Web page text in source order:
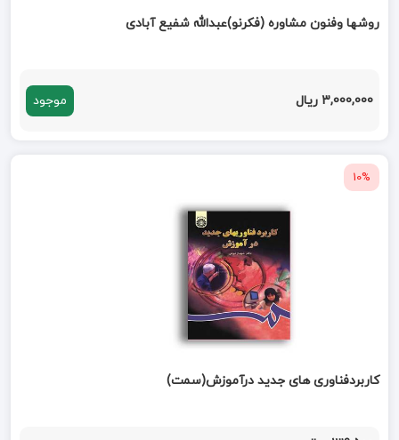
روشها وفنون مشاوره (فکرنو)عبدالله شفیع آبادی
3,000,000 ریال موجود
10%
کاربردفناوری های جدید درآموزش(سمت)